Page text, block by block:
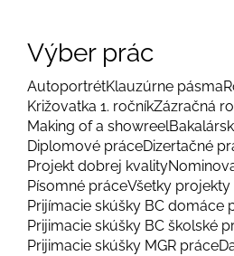
Výber prác
AutoportrétKlauzúrne pásma
Križovatka 1. ročníkZázračná
Making of a showreel
Diplomové práceDizertačné
Projekt dobrej kvality
Písomné práceVšetky projekty
Prijímacie skúšky BC domáce
Prijimacie skúšky BC školské
Prijimacie skúšky MGR práce